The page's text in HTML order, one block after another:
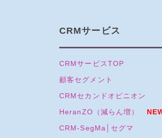
CRMサービス
CRMサービスTOP
顧客セグメント
CRMセカンドオピニオン
HeranZO（減らん増）
CRM-SegMa│セグマ